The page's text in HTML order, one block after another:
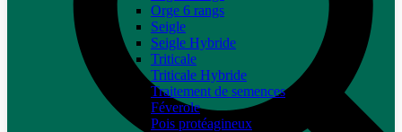
Orge 6 rangs
Seigle
Seigle Hybride
Triticale
Triticale Hybride
Traitement de semences
Féverole
Pois protéagineux